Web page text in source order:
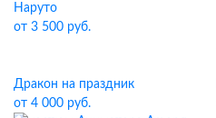
Наруто
от 3 500 руб.
Дракон на праздник
от 4 000 руб.